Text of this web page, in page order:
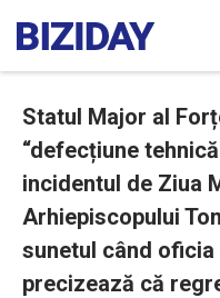
Statul Major al
“defecțiune
incidentul de Ziua
Arhiepiscopului
sunetul când
precizează că